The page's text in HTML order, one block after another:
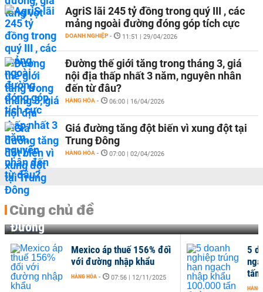
AgriS lãi 245 tỷ đồng trong quý III , các
mảng ngoài đường đóng góp tích cực
DOANH NGHIỆP - 11:51 | 29/04/2026
Đường thế giới tăng trong tháng 3, giá
nội địa thấp nhất 3 năm, nguyên nhân
đến từ đâu?
HÀNG HÓA - 06:00 | 16/04/2026
Giá đường tăng đột biến vì xung đột tại
Trung Đông
HÀNG HÓA - 07:00 | 02/04/2026
Cùng chủ đề
Đường
Mexico áp thuế 156% đối
với đường nhập khẩu
HÀNG HÓA - 07:56 | 12/11/2025
5
tấn
HÀNG